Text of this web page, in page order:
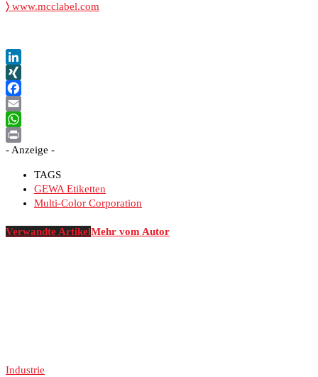
〉 www.mcclabel.com
LinkedIn
XING
Facebook
Email
WhatsApp
Print
- Anzeige -
TAGS
GEWA Etiketten
Multi-Color Corporation
Verwandte ArtikelMehr vom Autor
Industrie